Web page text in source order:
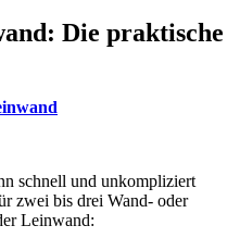
Die praktische
schnell und unkompliziert
zwei bis drei Wand- oder
Leinwand: